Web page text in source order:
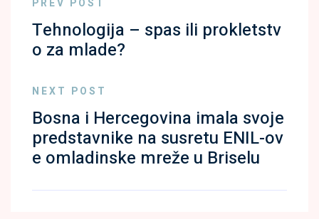
PREV POST
Tehnologija – spas ili prokletstv
o za mlade?
NEXT POST
Bosna i Hercegovina imala svoje
predstavnike na susretu ENIL-ov
e omladinske mreže u Briselu